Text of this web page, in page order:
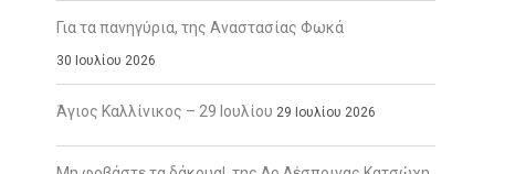
Για τα πανηγύρια, της Αναστασίας Φωκά
30 Ιουλίου 2026
Άγιος Καλλίνικος – 29 Ιουλίου 29 Ιουλίου 2026